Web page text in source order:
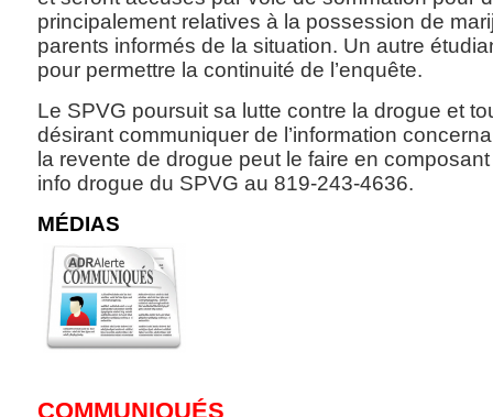
principalement relatives à la possession de
parents informés de la situation. Un autre
pour permettre la continuité de l’enquête.
Le SPVG poursuit sa lutte contre la drogue et
désirant communiquer de l’information
la revente de drogue peut le faire en
info drogue du SPVG au 819-243-4636.
MÉDIAS
COMMUNIQUÉS